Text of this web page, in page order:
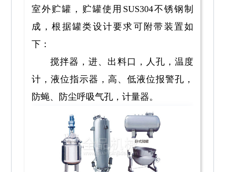
室外贮罐，贮罐使用SUS304不锈钢制
成，根据罐类设计要求可附带装置如
下：
搅拌器，进、出料口，人孔，温度
计，液位指示器，高、低液位报警孔，
防蝇、防尘呼吸气孔，计量器。